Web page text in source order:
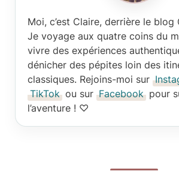
Moi, c’est Claire, derrière le blog
Je voyage aux quatre coins du
vivre des expériences
dénicher des pépites loin des
classiques. Rejoins-moi sur
TikTok ou sur Facebook pour
l’aventure ! ♡